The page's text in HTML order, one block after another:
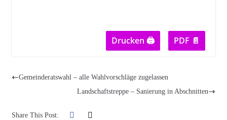
Drucken 🖨 PDF 📄
Gemeinderatswahl – alle Wahlvorschläge zugelassen
Landschaftstreppe – Sanierung in Abschnitten
Share This Post: